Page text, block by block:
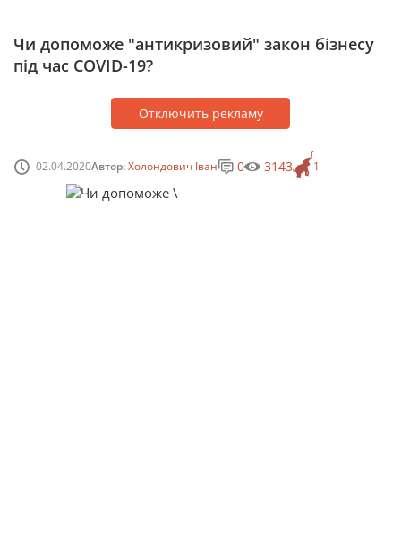
Чи допоможе "антикризовий" закон бізнесу
під час COVID-19?
Отключить рекламу
02.04.2020Автор:Холондович Іван 1
0 3143